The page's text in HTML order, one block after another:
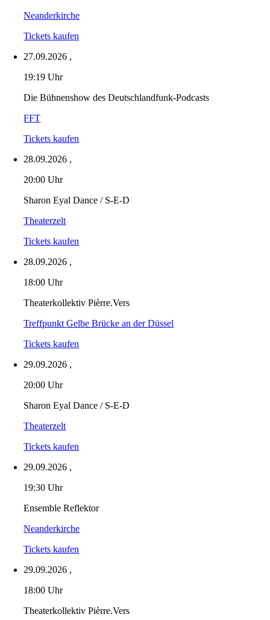
Neanderkirche
Tickets kaufen
27.09.2026 ,
19:19 Uhr
Die Bühnenshow des Deutschlandfunk-Podcasts
FFT
Tickets kaufen
28.09.2026 ,
20:00 Uhr
Sharon Eyal Dance / S-E-D
Theaterzelt
Tickets kaufen
28.09.2026 ,
18:00 Uhr
Theaterkollektiv Pièrre.Vers
Treffpunkt Gelbe Brücke an der Düssel
Tickets kaufen
29.09.2026 ,
20:00 Uhr
Sharon Eyal Dance / S-E-D
Theaterzelt
Tickets kaufen
29.09.2026 ,
19:30 Uhr
Ensemble Reflektor
Neanderkirche
Tickets kaufen
29.09.2026 ,
18:00 Uhr
Theaterkollektiv Pièrre.Vers